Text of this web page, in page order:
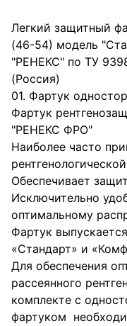
Легкий защитный
(46-54) модель
"РЕНЕКС" по ТУ
(Россия)
01. Фартук
Фартук
"РЕНЕКС ФРО"
Наиболее часто
Обеспечивает
Исключительно
оптимальному
Фартук
«Стандарт» и
Для обеспечения
рассеянного
комплекте с
фартуком